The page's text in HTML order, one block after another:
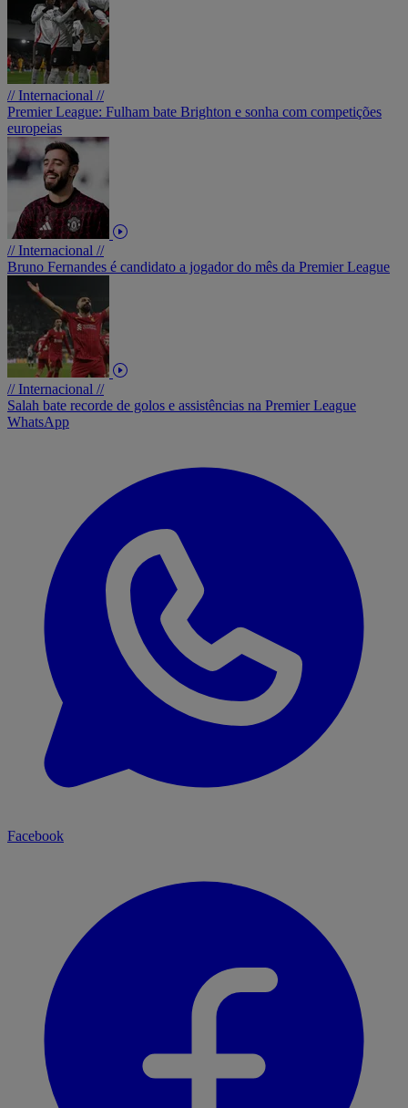
// Internacional //
Premier League: Fulham bate Brighton e sonha com competições
europeias
// Internacional //
Bruno Fernandes é candidato a jogador do mês da Premier League
// Internacional //
Salah bate recorde de golos e assistências na Premier League
WhatsApp
Facebook